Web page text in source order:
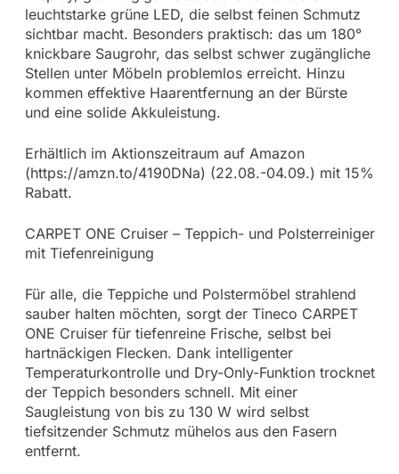
leuchtstarke grüne LED, die selbst feinen Schmutz
sichtbar macht. Besonders praktisch: das um 180°
knickbare Saugrohr, das selbst schwer zugängliche
Stellen unter Möbeln problemlos erreicht. Hinzu
kommen effektive Haarentfernung an der Bürste
und eine solide Akkuleistung.
Erhältlich im Aktionszeitraum auf Amazon
(https://amzn.to/4190DNa) (22.08.-04.09.) mit 15%
Rabatt.
CARPET ONE Cruiser – Teppich- und Polsterreiniger
mit Tiefenreinigung
Für alle, die Teppiche und Polstermöbel strahlend
sauber halten möchten, sorgt der Tineco CARPET
ONE Cruiser für tiefenreine Frische, selbst bei
hartnäckigen Flecken. Dank intelligenter
Temperaturkontrolle und Dry-Only-Funktion trocknet
der Teppich besonders schnell. Mit einer
Saugleistung von bis zu 130 W wird selbst
tiefsitzender Schmutz mühelos aus den Fasern
entfernt.